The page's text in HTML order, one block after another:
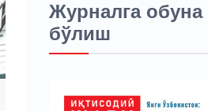
Журналга обуна
бўлиш